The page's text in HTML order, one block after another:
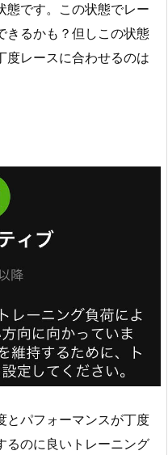
態です。この状態でレー
きるかも？但しこの状態
度レースに合わせるのは
とパフォーマンスが丁度
るのに良いトレーニング